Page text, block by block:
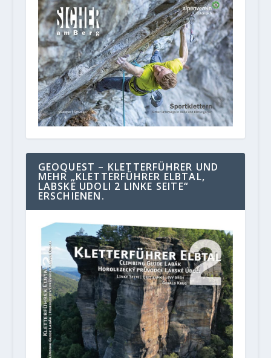
GEOQUEST – KLETTERFÜHRER UND
MEHR „KLETTERFÜHRER ELBTAL,
LABSKE UDOLI 2 LINKE SEITE“
ERSCHIENEN.